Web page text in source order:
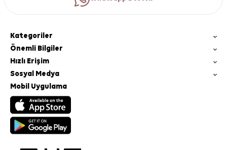
Kategoriler
Önemli Bilgiler
Hızlı Erişim
Sosyal Medya
Mobil Uygulama